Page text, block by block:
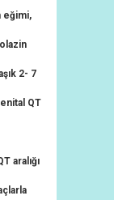
eğimi,
2- 7
QT
aralığı